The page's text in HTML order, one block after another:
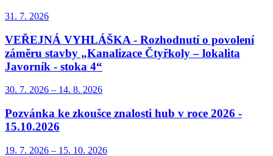
31. 7. 2026
VEŘEJNÁ VYHLÁŠKA - Rozhodnutí o povolení
záměru stavby „Kanalizace Čtyřkoly – lokalita
Javorník - stoka 4“
30. 7. 2026 – 14. 8. 2026
Pozvánka ke zkoušce znalosti hub v roce 2026 -
15.10.2026
19. 7. 2026 – 15. 10. 2026